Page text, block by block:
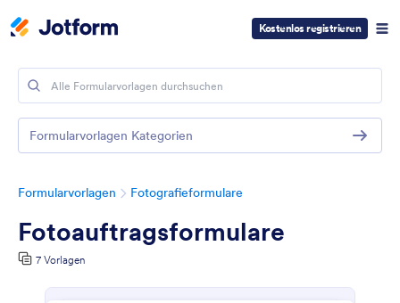
Kostenlos registrieren
Formularvorlagen Fotografieformulare
Fotoauftragsformulare
7 Vorlagen
Formularvorlagen Kategorien